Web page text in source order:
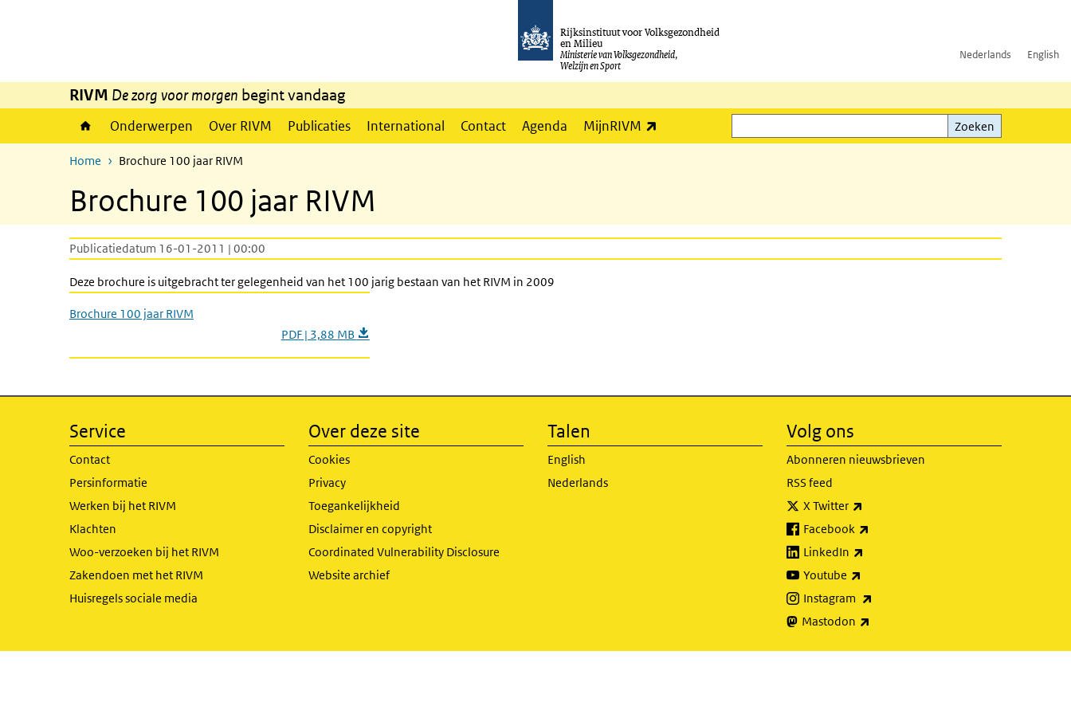
Rijksinstituut voor Volksgezondheid
en Milieu
Ministerie van Volksgezondheid,
Welzijn en Sport
Nederlands English
RIVM De zorg voor morgen begint vandaag
Onderwerpen Over RIVM Publicaties International Contact Agenda MijnRIVM
Zoeken
Zoeken
Home Brochure 100 jaar RIVM
Brochure 100 jaar RIVM
Publicatiedatum 16-01-2011 | 00:00
Deze brochure is uitgebracht ter gelegenheid van het 100 jarig bestaan van het RIVM in 2009
Brochure 100 jaar RIVM
PDF | 3,88 MB
Service
Contact
Persinformatie
Werken bij het RIVM
Klachten
Woo-verzoeken bij het RIVM
Zakendoen met het RIVM
Huisregels sociale media
Over deze site
Cookies
Privacy
Toegankelijkheid
Disclaimer en copyright
Coordinated Vulnerability Disclosure
Website archief
Talen
English
Nederlands
Volg ons
Abonneren nieuwsbrieven
RSS feed
X Twitter
Facebook
LinkedIn
Youtube
Instagram
Mastodon